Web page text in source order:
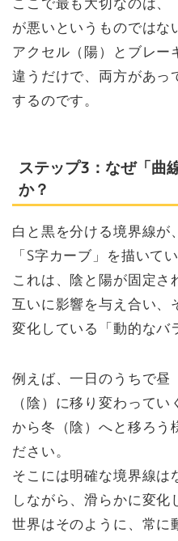
が悪いというものではな
アクセル（陽）とブレー
違うだけで、両方があっ
するのです。
ステップ3：なぜ「曲
か？
白と黒を分ける境界線が
「S字カーブ」を描いてい
これは、陰と陽が固定さ
互いに影響を与え合い、
変化している「動的なバ
例えば、一日のうちで昼
（陰）に移り変わってい
から冬（陰）へと移ろう
ださい。
そこには明確な境界線は
しながら、滑らかに変化
世界はそのように、常に